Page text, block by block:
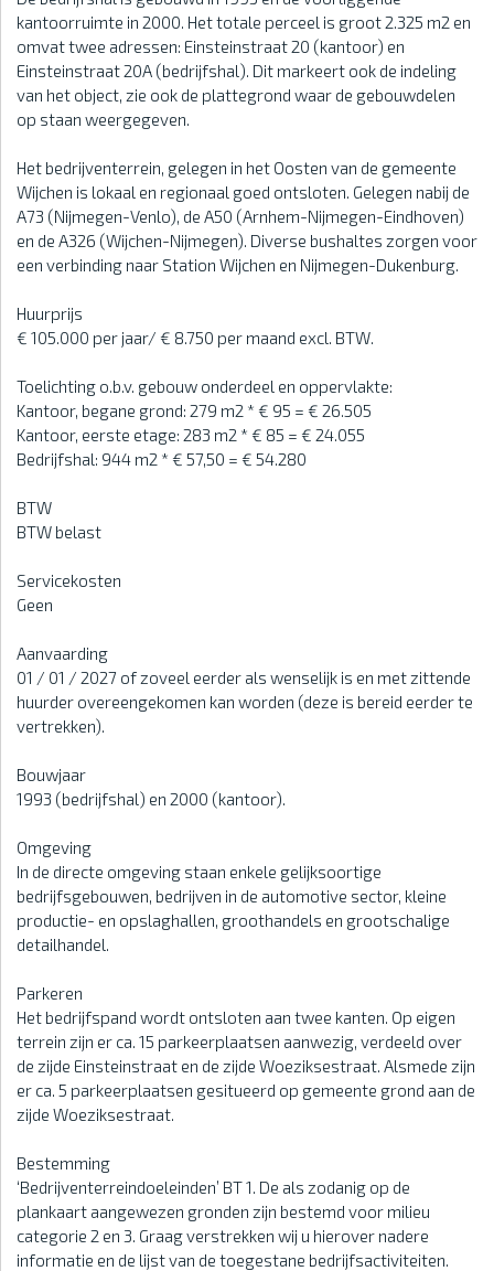
kantoorruimte in 2000. Het totale perceel is groot 2.325 m2 en
omvat twee adressen: Einsteinstraat 20 (kantoor) en
Einsteinstraat 20A (bedrijfshal). Dit markeert ook de indeling
van het object, zie ook de plattegrond waar de gebouwdelen
op staan weergegeven.
Het bedrijventerrein, gelegen in het Oosten van de gemeente
Wijchen is lokaal en regionaal goed ontsloten. Gelegen nabij de
A73 (Nijmegen-Venlo), de A50 (Arnhem-Nijmegen-Eindhoven)
en de A326 (Wijchen-Nijmegen). Diverse bushaltes zorgen voor
een verbinding naar Station Wijchen en Nijmegen-Dukenburg.
Huurprijs
€ 105.000 per jaar/ € 8.750 per maand excl. BTW.
Toelichting o.b.v. gebouw onderdeel en oppervlakte:
Kantoor, begane grond: 279 m2 * € 95 = € 26.505
Kantoor, eerste etage: 283 m2 * € 85 = € 24.055
Bedrijfshal: 944 m2 * € 57,50 = € 54.280
BTW
BTW belast
Servicekosten
Geen
Aanvaarding
01 / 01 / 2027 of zoveel eerder als wenselijk is en met zittende
huurder overeengekomen kan worden (deze is bereid eerder te
vertrekken).
Bouwjaar
1993 (bedrijfshal) en 2000 (kantoor).
Omgeving
In de directe omgeving staan enkele gelijksoortige
bedrijfsgebouwen, bedrijven in de automotive sector, kleine
productie- en opslaghallen, groothandels en grootschalige
detailhandel.
Parkeren
Het bedrijfspand wordt ontsloten aan twee kanten. Op eigen
terrein zijn er ca. 15 parkeerplaatsen aanwezig, verdeeld over
de zijde Einsteinstraat en de zijde Woeziksestraat. Alsmede zijn
er ca. 5 parkeerplaatsen gesitueerd op gemeente grond aan de
zijde Woeziksestraat.
Bestemming
‘Bedrijventerreindoeleinden’ BT 1. De als zodanig op de
plankaart aangewezen gronden zijn bestemd voor milieu
categorie 2 en 3. Graag verstrekken wij u hierover nadere
informatie en de lijst van de toegestane bedrijfsactiviteiten.